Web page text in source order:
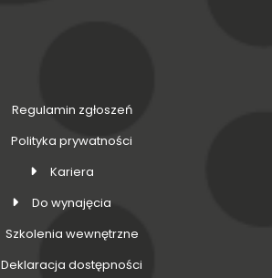
Regulamin zgłoszeń
Polityka prywatności
Kariera
Do wynajęcia
Szkolenia wewnętrzne
Deklaracja dostępności